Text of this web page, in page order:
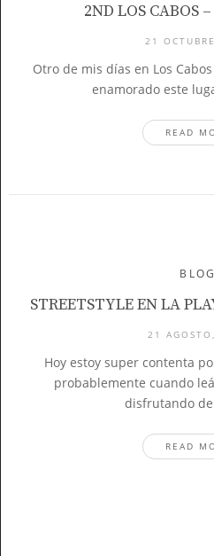
2ND LOS CABOS
21
Otro de mis días en Los
enamorado este
READ
BLOG
STREETSTYLE EN LA
21
Hoy estoy super contenta
probablemente cuando
disfrutando
READ